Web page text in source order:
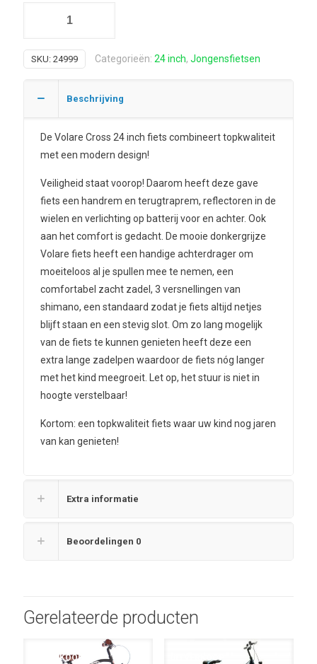
SKU: 24999 Categorieën: 24 inch, Jongensfietsen
Beschrijving
De Volare Cross 24 inch fiets combineert topkwaliteit
met een modern design!
Veiligheid staat voorop! Daarom heeft deze gave
fiets een handrem en terugtraprem, reflectoren in de
wielen en verlichting op batterij voor en achter. Ook
aan het comfort is gedacht. De mooie donkergrijze
Volare fiets heeft een handige achterdrager om
moeiteloos al je spullen mee te nemen, een
comfortabel zacht zadel, 3 versnellingen van
shimano, een standaard zodat je fiets altijd netjes
blijft staan en een stevig slot. Om zo lang mogelijk
van de fiets te kunnen genieten heeft deze een
extra lange zadelpen waardoor de fiets nóg langer
met het kind meegroeit. Let op, het stuur is niet in
hoogte verstelbaar!
Kortom: een topkwaliteit fiets waar uw kind nog jaren
van kan genieten!
Extra informatie
Beoordelingen 0
Gerelateerde producten
UITVERKOOP UITVERKOOP